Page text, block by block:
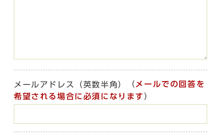
メールアドレス（英数半角） （ メールでの回答を
希望される場合に必須になります ）